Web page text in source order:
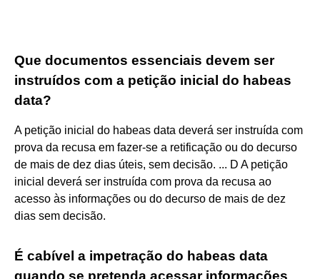
Que documentos essenciais devem ser
instruídos com a petição inicial do habeas
data?
A petição inicial do habeas data deverá ser instruída com
prova da recusa em fazer-se a retificação ou do decurso
de mais de dez dias úteis, sem decisão. ... D A petição
inicial deverá ser instruída com prova da recusa ao
acesso às informações ou do decurso de mais de dez
dias sem decisão.
É cabível a impetração do habeas data
quando se pretenda acessar informações